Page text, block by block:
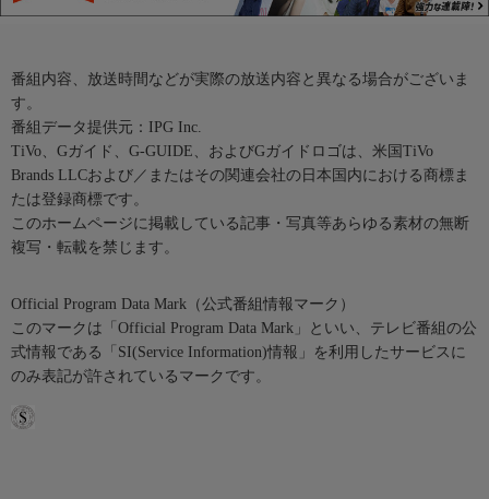
番組内容、放送時間などが実際の放送内容と異なる場合がございま
す。
番組データ提供元：IPG Inc.
TiVo、Gガイド、G-GUIDE、およびGガイドロゴは、米国TiVo
Brands LLCおよび／またはその関連会社の日本国内における商標ま
たは登録商標です。
このホームページに掲載している記事・写真等あらゆる素材の無断
複写・転載を禁じます。
Official Program Data Mark（公式番組情報マーク）
このマークは「Official Program Data Mark」といい、テレビ番組の公
式情報である「SI(Service Information)情報」を利用したサービスに
のみ表記が許されているマークです。